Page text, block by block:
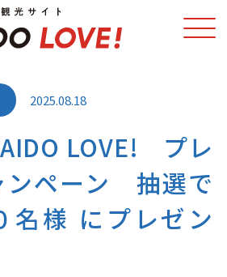
イベント
エリアガイド
LOVE! プレ
ンペーン 抽選で
名様 にプレゼン
2025.08.18